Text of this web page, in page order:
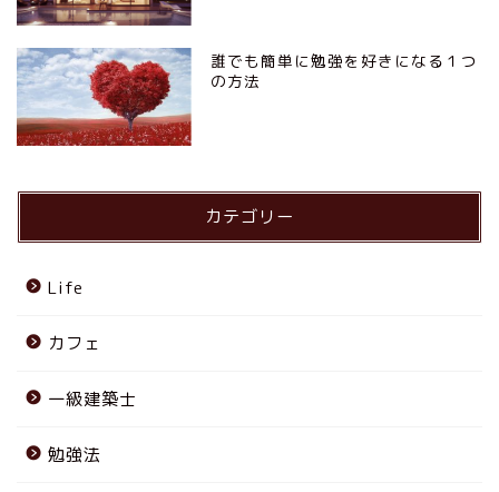
誰でも簡単に勉強を好きになる１つ
の方法
カテゴリー
Life
カフェ
一級建築士
勉強法